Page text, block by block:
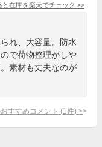
と在庫を楽天でチェック >>
れ、大容量。防水
で荷物整理がしや
素材も丈夫なのが
すすめコメント (1 件) >